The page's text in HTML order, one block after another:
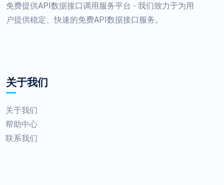
免费提供API数据接口调用服务平台 - 我们致力于为用
户提供稳定、快速的免费API数据接口服务。
关于我们
关于我们
帮助中心
联系我们